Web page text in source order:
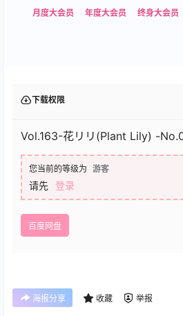
月度大会员
年度大会员 终身大会员
下载权限
Vol.163-花リリ(Plant Lily) -
您当前的等级为 游客
请先 登录
百度网盘
海报分享 收藏 举报